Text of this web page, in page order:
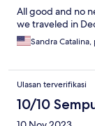
All good and no
we traveled in
Sandra
Ulasan terverifikasi
10/10